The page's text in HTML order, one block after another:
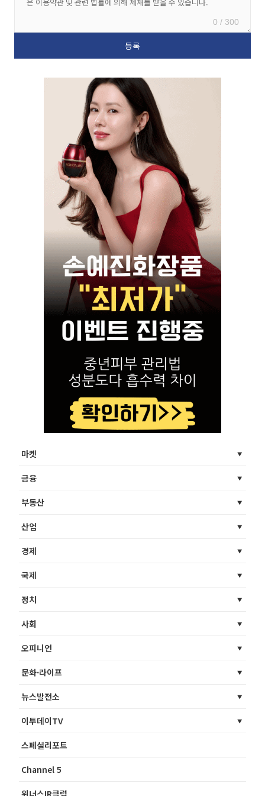
0 / 300
마켓
금융
부동산
산업
경제
국제
정치
사회
오피니언
문화·라이프
뉴스발전소
이투데이TV
스페셜리포트
Channel 5